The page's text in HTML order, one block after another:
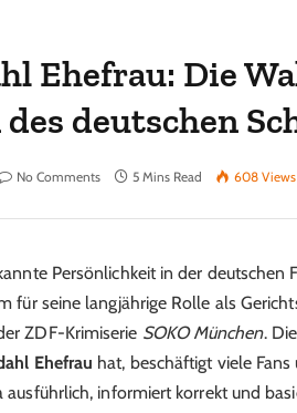
Ehefrau: Die
deutschen
No Comments 5 Mins Read 608 Views
Persönlichkeit in der deutschen
für seine langjährige Rolle als
ZDF-Krimiserie SOKO München.
Ehefrau hat, beschäftigt viele
informiert korrekt und